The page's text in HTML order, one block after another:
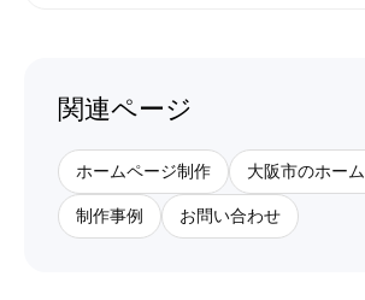
関連ページ
ホームページ制作 大阪市のホー
制作事例 お問い合わせ